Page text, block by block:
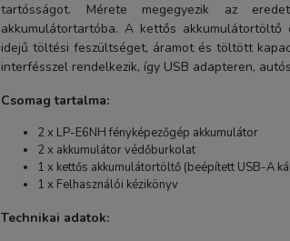
tartósságot. Mérete megegyezik az
akkumulátortartóba. A kettős
idejű töltési feszültséget, áramot és töltött
interfésszel rendelkezik, így USB adapteren,
Csomag tartalma:
2 x LP-E6NH fényképezőgép akkumulátor
2 x akkumulátor védőburkolat
1 x kettős akkumulátortöltő (beépített USB-A
1 x Felhasználói kézikönyv
Technikai adatok: